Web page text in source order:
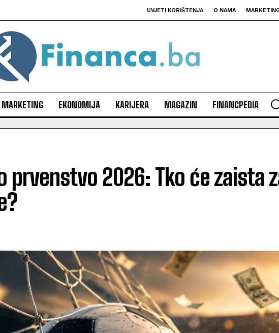
UVJETI KORIŠTENJA O NAMA
MARKETING EKONOMIJA KARIJERA MAGAZIN FINANCPEDIA
prvenstvo 2026: Tko će zaista